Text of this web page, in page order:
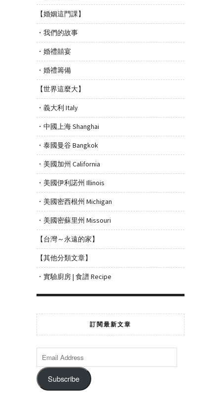
【婚姻這門課】
・我們的故事
・婚禮囍宴
・婚禮籌備
【世界這麼大】
・義大利 Italy
・中國上海 Shanghai
・泰國曼谷 Bangkok
・美國加州 California
・美國伊利諾州 Illinois
・美國密西根州 Michigan
・美國密蘇里州 Missouri
【台灣～永遠的家】
【其他分類文章】
・實驗廚房 | 食譜 Recipe
訂閱最新文章
Subscribe